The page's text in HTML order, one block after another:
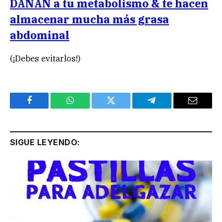
DAÑAN a tu metabolismo & te hacen
almacenar mucha más grasa
abdominal
(¡Debes evitarlos!)
Facebook WhatsApp Twitter Telegram Email
SIGUE LEYENDO: